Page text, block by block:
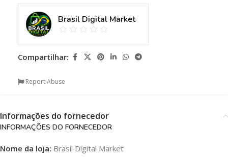
Brasil Digital Market
Compartilhar:
Report Abuse
Informações do fornecedor
INFORMAÇÕES DO FORNECEDOR
Nome da loja: Brasil Digital Market